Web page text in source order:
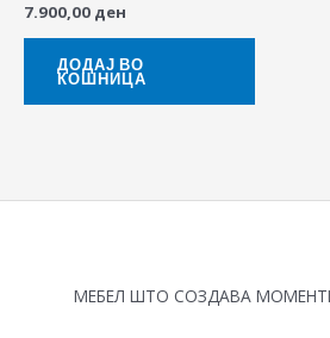
7.900,00 ден
ДОДАЈ ВО
КОШНИЦА
МЕБЕЛ ШТО СОЗДАВА